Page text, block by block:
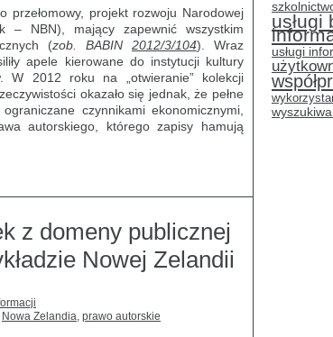
przełomowy, projekt rozwoju Narodowej
– NBN), mający zapewnić wszystkim
(zob. BABIN 2012/3/104). Wraz
apele kierowane do instytucji kultury
W 2012 roku na „otwieranie” kolekcji
okazało się jednak, że pełne
czynnikami ekonomicznymi,
autorskiego, którego zapisy hamują
z domeny publicznej
Nowej Zelandii
Nowa Zelandia, prawo autorskie
usługi
usługi